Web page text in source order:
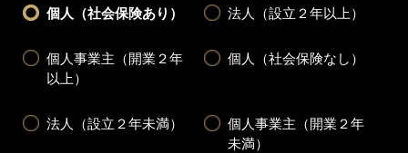
個人（社会保険あり） 法人（設立２年以上）
個人事業主（開業２年
以上）
個人（社会保険なし）
法人（設立２年未満）
個人事業主（開業２年
未満）